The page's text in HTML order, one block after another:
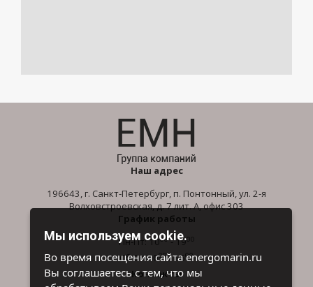
Наш адрес
196643, г. Санкт-Петербург, п. Понтонный, ул. 2-я
Волховстроевская, д. 7 лит. А, офис 303
График работы
Пн-Пт: 1000- 1900
Сб-Вс: 1000- 1600
Контакты
Мы используем cookie.
Во время посещения сайта energomarin.ru
Вы соглашаетесь с тем, что мы